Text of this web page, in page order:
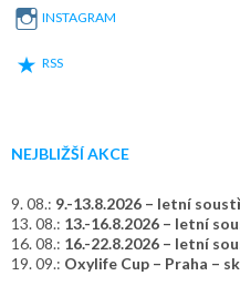
INSTAGRAM
RSS
NEJBLIŽŠÍ AKCE
9. 08.: 9.-13.8.2026 – letní
13. 08.: 13.-16.8.2026 – letní
16. 08.: 16.-22.8.2026 – letní
19. 09.: Oxylife Cup – Praha –